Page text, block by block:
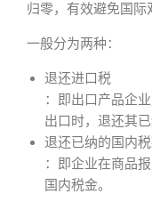
归零，有效避免国际
一般分为两种：
退还进口税
：即出口产品企
出口时，退还其已
退还已纳的国内
：即企业在商品
国内税金。